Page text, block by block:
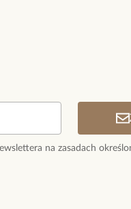
na zasadach